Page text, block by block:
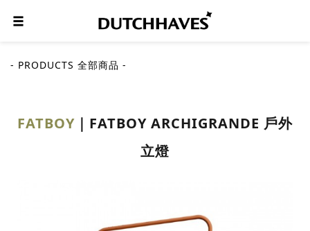
- PRODUCTS 全部商品 -
FATBOY
FATBOY ARCHIGRANDE 戶外
立燈